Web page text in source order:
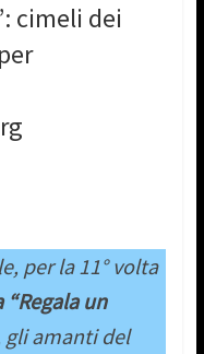
cimeli dei
per la 11° volta
“Regala un
amanti del